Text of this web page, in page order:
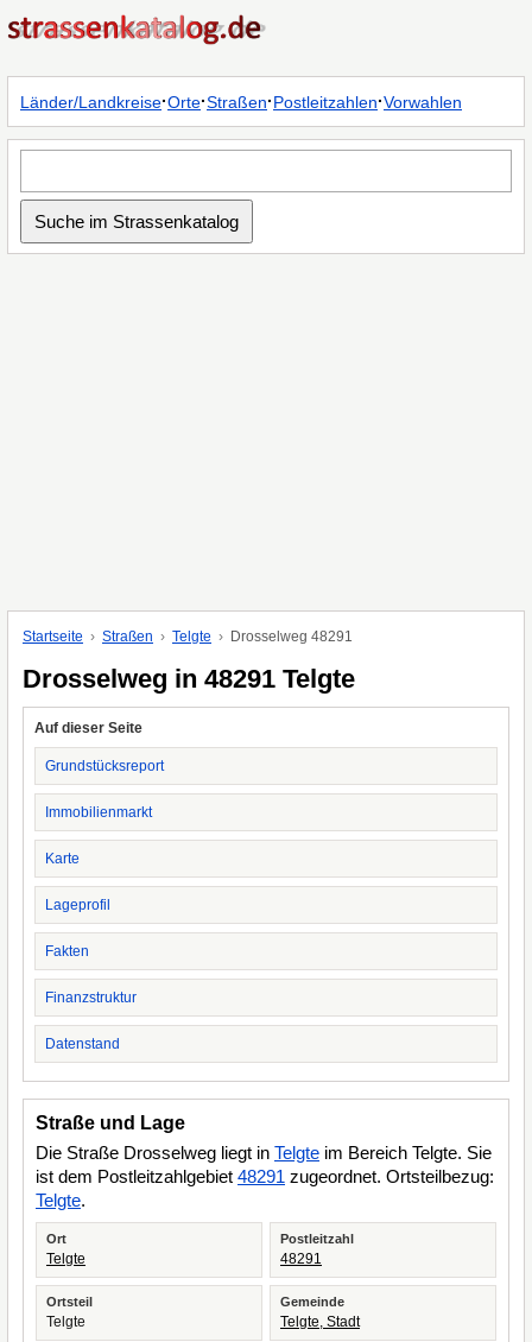
Länder/Landkreise·Orte·Straßen·Postleitzahlen·Vorwahlen
Startseite Straßen Telgte Drosselweg 48291
Drosselweg in 48291 Telgte
Auf dieser Seite
Grundstücksreport
Immobilienmarkt
Karte
Lageprofil
Fakten
Finanzstruktur
Datenstand
Straße und Lage
Die Straße Drosselweg liegt in Telgte im Bereich Telgte. Sie
ist dem Postleitzahlgebiet 48291 zugeordnet. Ortsteilbezug:
Telgte.
Ort
Telgte
Postleitzahl
48291
Ortsteil
Telgte
Gemeinde
Telgte, Stadt